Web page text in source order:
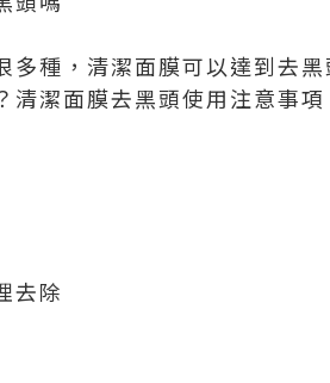
多種，清潔面膜可以達到去
清潔面膜去黑頭使用注意事項
去除